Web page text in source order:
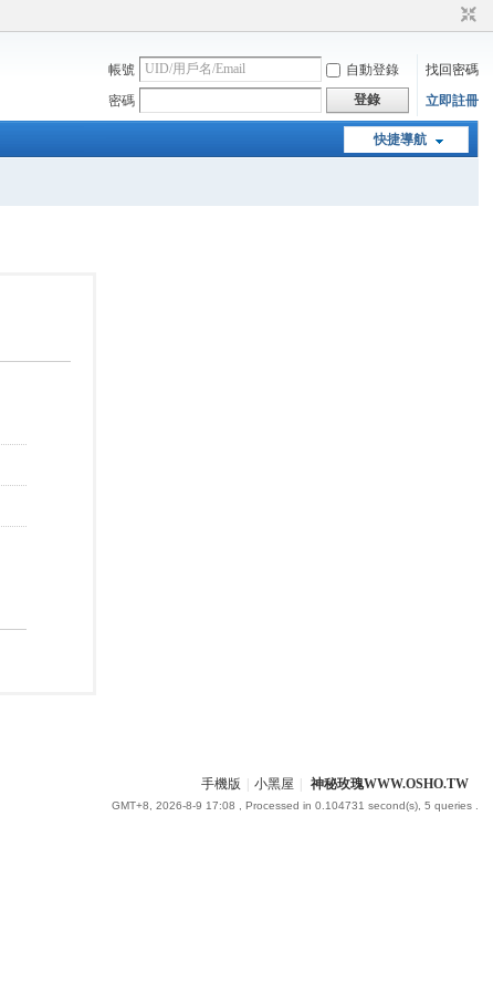
帳號 自動登錄
找回密碼
密碼
登錄 立即註冊
快捷導航
手機版 小黑屋 神秘玫瑰WWW.OSHO.TW
GMT+8, 2026-8-9 17:08 , Processed in 0.104731 second(s), 5 queries .